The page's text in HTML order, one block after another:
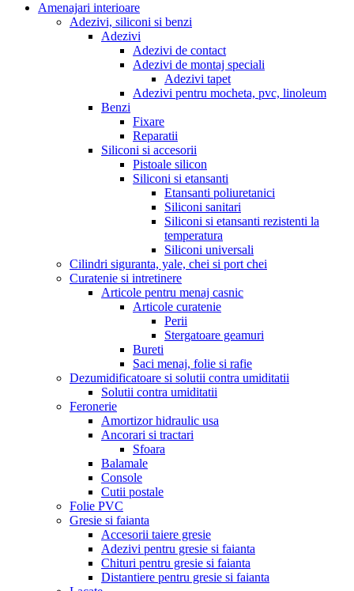
Amenajari interioare
Adezivi, siliconi si benzi
Adezivi
Adezivi de contact
Adezivi de montaj speciali
Adezivi tapet
Adezivi pentru mocheta, pvc, linoleum
Benzi
Fixare
Reparatii
Siliconi si accesorii
Pistoale silicon
Siliconi si etansanti
Etansanti poliuretanici
Siliconi sanitari
Siliconi si etansanti rezistenti la
temperatura
Siliconi universali
Cilindri siguranta, yale, chei si port chei
Curatenie si intretinere
Articole pentru menaj casnic
Articole curatenie
Perii
Stergatoare geamuri
Bureti
Saci menaj, folie si rafie
Dezumidificatoare si solutii contra umiditatii
Solutii contra umiditatii
Feronerie
Amortizor hidraulic usa
Ancorari si tractari
Sfoara
Balamale
Console
Cutii postale
Folie PVC
Gresie si faianta
Accesorii taiere gresie
Adezivi pentru gresie si faianta
Chituri pentru gresie si faianta
Distantiere pentru gresie si faianta